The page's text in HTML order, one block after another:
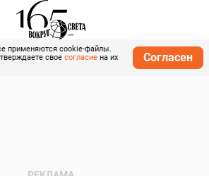
применяются cookie-файлы.
свое согласие на их
Согласен